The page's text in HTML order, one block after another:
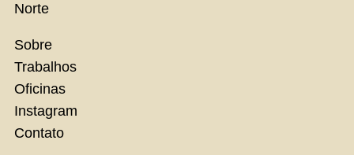
Norte
Sobre
Trabalhos
Oficinas
Instagram
Contato